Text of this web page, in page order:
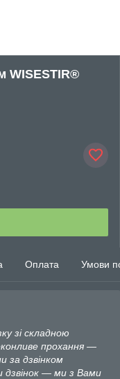
WISESTIR®
Оплата Умови
зі складною
прохання —
за дзвінком
— ми з Вами